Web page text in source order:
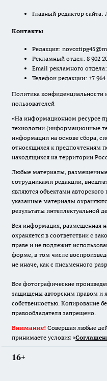
Главный редактор сайта:
Контакты
Редакция:
Рекламный отдел: 8 902
Email рекламного отдела:
Телефон редакции: +7 964
Политика конфиденциальности
пользователей
«На информационном ресурсе
технологии (информационные
информации на основе сбора,
относящихся к предпочтениям
находящихся на территории
Любые материалы, размещенные
сотрудниками редакции,
являются объектами
указанные материалы
результаты интеллектуальной
Вся информация, размещенная
охраняется в соответствии с
праве и не подлежит
форме, в том числе
не иначе, как с письменного
Все фотографические
защищены авторским правом и
собственностью. Копирование
правообладателя запрещено.
Внимание! Совершая любые
принимаете условия «
16+